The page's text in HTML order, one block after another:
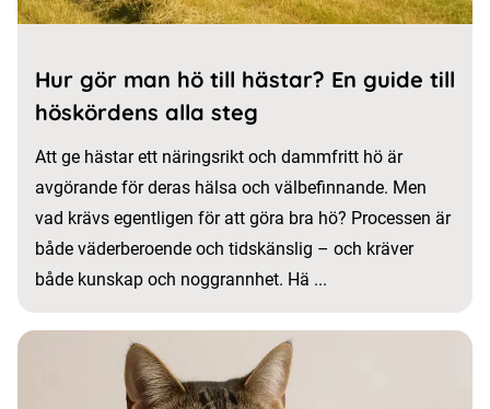
Hur gör man hö till hästar? En guide till
höskördens alla steg
Att ge hästar ett näringsrikt och dammfritt hö är
avgörande för deras hälsa och välbefinnande. Men
vad krävs egentligen för att göra bra hö? Processen är
både väderberoende och tidskänslig – och kräver
både kunskap och noggrannhet. Hä ...